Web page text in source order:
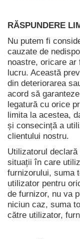
RĂSPUNDERE
Nu putem fi
cauzate de
noastre, oricare
lucru. Această
din deteriorarea
acord să
legatură cu orice
limita la acestea,
și consecință a
clientului nostru.
Utilizatorul
situații în care
furnizorului, suma
utilizator pentru
de furnizor, nu va
niciun caz, suma
către utilizator,